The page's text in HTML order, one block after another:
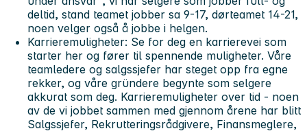
deltid, stand teamet jobber sa 9-17, dørteamet 14-21,
noen velger også å jobbe i helgen.
Karrieremuligheter: Se for deg en karrierevei som
starter her og fører til spennende muligheter. Våre
teamledere og salgssjefer har steget opp fra egne
rekker, og våre gründere begynte som selgere
akkurat som deg. Karrieremuligheter over tid - noen
av de vi jobbet sammen med gjennom årene har blitt
Salgssjefer, Rekrutteringsrådgivere, Finansmeglere,